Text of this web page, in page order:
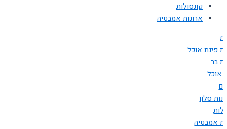
קונסולות
ארונות אמבטיה
פינת אוכל
בר
אוכל
סלון
אמבטיה